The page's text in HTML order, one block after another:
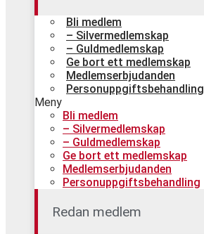
Bli medlem
– Silvermedlemskap
– Guldmedlemskap
Ge bort ett medlemskap
Medlemserbjudanden
Personuppgiftsbehandling
Meny
Bli medlem
– Silvermedlemskap
– Guldmedlemskap
Ge bort ett medlemskap
Medlemserbjudanden
Personuppgiftsbehandling
Redan medlem